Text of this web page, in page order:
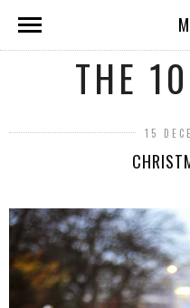
THE
15